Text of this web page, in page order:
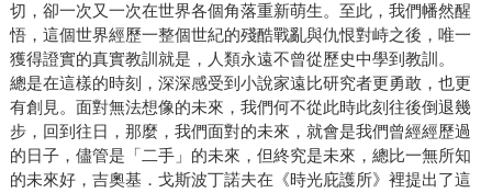
切，卻一次又一次在世界各個角落重新萌生。至此，我們幡然醒
悟，這個世界經歷一整個世紀的殘酷戰亂與仇恨對峙之後，唯一
獲得證實的真實教訓就是，人類永遠不曾從歷史中學到教訓。
總是在這樣的時刻，深深感受到小說家遠比研究者更勇敢，也更
有創見。面對無法想像的未來，我們何不從此時此刻往後倒退幾
步，回到往日，那麼，我們面對的未來，就會是我們曾經經歷過
的日子，儘管是「二手」的未來，但終究是未來，總比一無所知
的未來好，吉奧基．戈斯波丁諾夫在《時光庇護所》裡提出了這